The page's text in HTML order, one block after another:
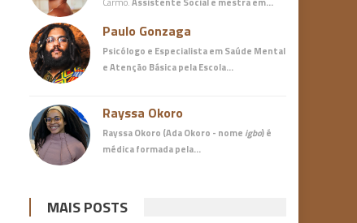
Paulo Gonzaga
Psicólogo e Especialista em Saúde Mental
e Atenção Básicapela Escola…
Rayssa Okoro
Rayssa Okoro (Ada Okoro - nome igbo) é
médicaformada pela…
MAIS POSTS